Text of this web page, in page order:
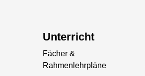
Unterricht
Fächer &
Rahmenlehrpläne